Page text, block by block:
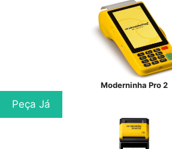
Moderninha Pro 2
Peça Já